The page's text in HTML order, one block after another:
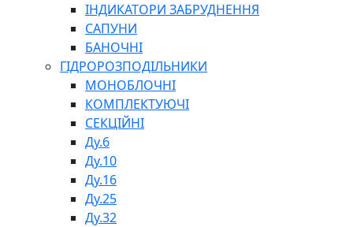
СПЕЦІАЛЬНІ
ОЛИВИ
ГЕРМЕТИКИ
ЗМАЗКИ
КЛЕЇ, ЦЕМЕНТИ, ЕПОКСИДКИ
РЕМОНТ ГІДРОЦИЛІНДРІВ
ІНДИКАТОРИ ЗАБРУДНЕННЯ
САПУНИ
БАНОЧНІ
ГІДРОРОЗПОДІЛЬНИКИ
МОНОБЛОЧНІ
КОМПЛЕКТУЮЧІ
СЕКЦІЙНІ
Ду.6
Ду.10
Ду.16
Ду.25
Ду.32